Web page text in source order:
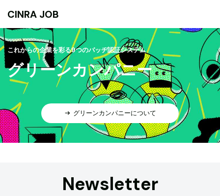
CINRA JOB
これからの企業を彩る9つのバッヂ認証システム
グリーンカンパニー
グリーンカンパニーについて
Newsletter